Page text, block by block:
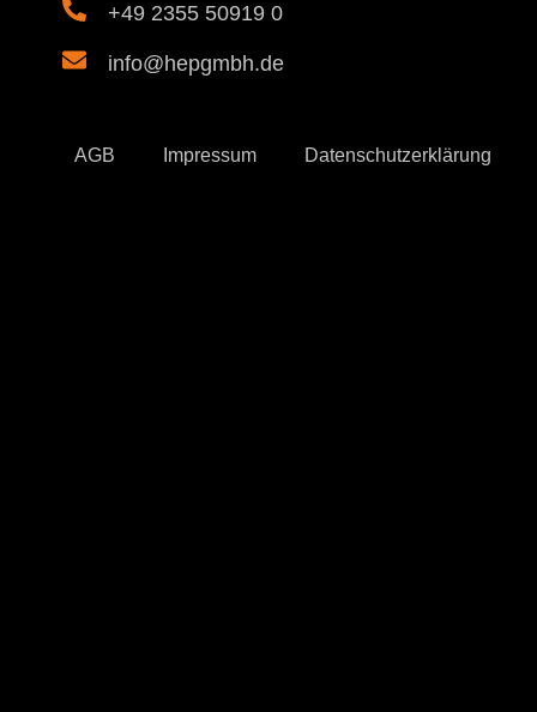
+49 2355 50919 0
info@hepgmbh.de
AGB Impressum Datenschutzerklärung